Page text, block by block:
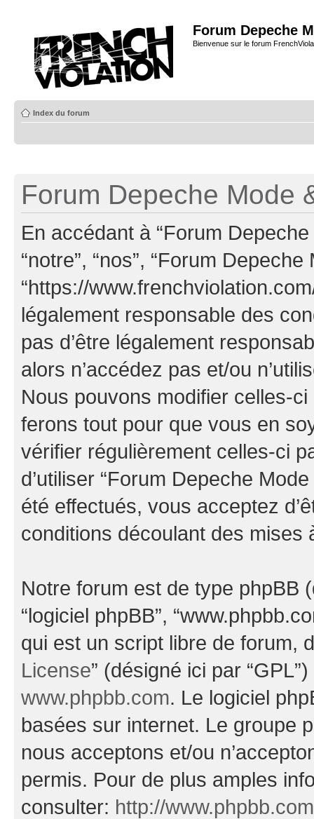
Forum Depeche
Bienvenue sur le forum
Index du forum
Forum Depeche Mode
En accédant à “Forum
“notre”, “nos”, “Forum Depeche
“https://
légalement responsable des
pas d’être légalement
alors n’accédez pas et/ou
Nous pouvons modifier celles-
ferons tout pour que vous en
vérifier régulièrement celles-ci
d’utiliser “Forum Depeche
été effectués, vous acceptez
conditions découlant des mises
Notre forum est de type phpBB
“logiciel phpBB”,
qui est un script libre de forum,
License” (désigné ici par
www.phpbb.com. Le logiciel
basées sur internet. Le groupe
nous acceptons et/ou
permis. Pour de plus amples
consulter: http://